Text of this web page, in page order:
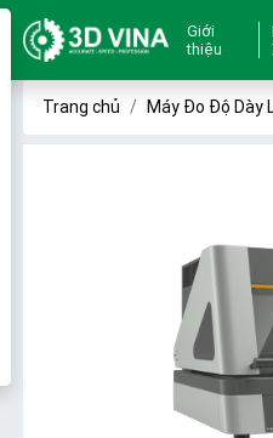
Giới
thiệu
Trang chủ Máy Đo Độ Dày